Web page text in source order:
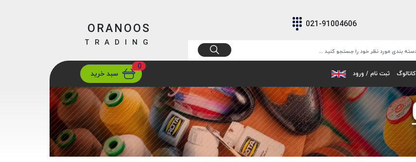
021-91004606
ارسالتهران/ تهران
ORANOOS
TRADING
کاتالوگ ثبت نام / ورود
0
سبد خرید